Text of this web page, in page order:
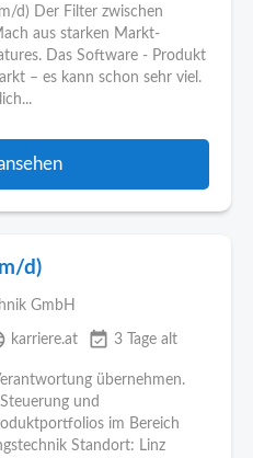
d) Der Filter zwischen
aus starken Markt-
Das Software - Produkt
– es kann schon sehr viel.
d)
GmbH
karriere.at event_available 3 Tage alt
übernehmen.
und
im Bereich
Standort: Linz